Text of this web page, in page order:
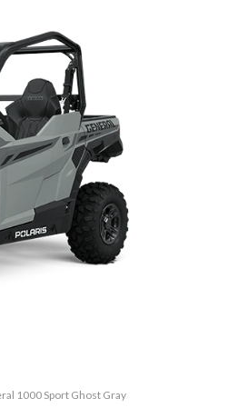
1000 Sport Ghost Gray